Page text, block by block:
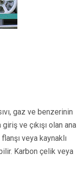
gaz ve benzerinin
ve çıkışı olan ana
flanşı veya kaynaklı
Karbon çelik veya